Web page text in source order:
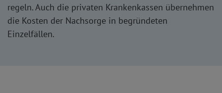
regeln. Auch die privaten Krankenkassen übernehmen
die Kosten der Nachsorge in begründeten
Einzelfällen.